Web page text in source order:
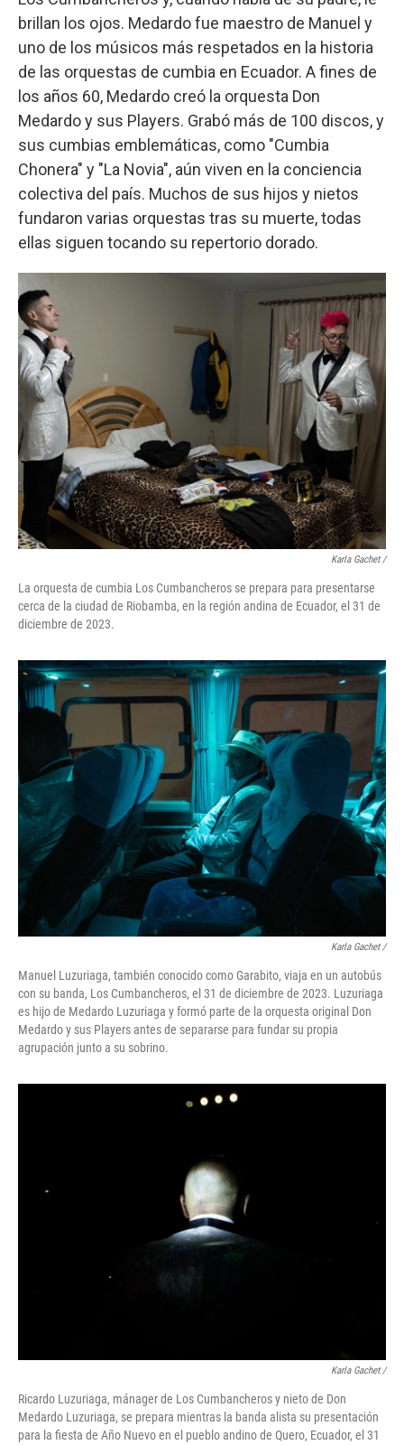
brillan los ojos. Medardo fue maestro de Manuel y
uno de los músicos más respetados en la historia
de las orquestas de cumbia en Ecuador. A fines de
los años 60, Medardo creó la orquesta Don
Medardo y sus Players. Grabó más de 100 discos, y
sus cumbias emblemáticas, como "Cumbia
Chonera" y "La Novia", aún viven en la conciencia
colectiva del país. Muchos de sus hijos y nietos
fundaron varias orquestas tras su muerte, todas
ellas siguen tocando su repertorio dorado.
Karla Gachet/
La orquesta de cumbia Los Cumbancheros se prepara para presentarse
cerca de la ciudad de Riobamba, en la región andina de Ecuador, el 31 de
diciembre de 2023.
Karla Gachet/
Manuel Luzuriaga, también conocido como Garabito, viaja en un autobús
con su banda, Los Cumbancheros, el 31 de diciembre de 2023. Luzuriaga
es hijo de Medardo Luzuriaga y formó parte de la orquesta original Don
Medardo y sus Players antes de separarse para fundar su propia
agrupación junto a su sobrino.
Karla Gachet/
Ricardo Luzuriaga, mánager de Los Cumbancheros y nieto de Don
Medardo Luzuriaga, se prepara mientras la banda alista su presentación
para la fiesta de Año Nuevo en el pueblo andino de Quero, Ecuador, el 31